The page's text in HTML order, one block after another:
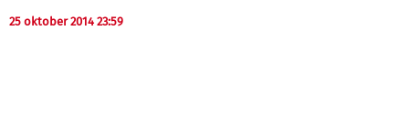
25 oktober 2014 23:59